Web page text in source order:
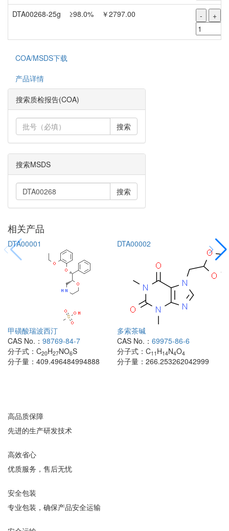
DTA00268-25g ≥98.0% ￥2797.00 - +
COA/MSDS下载
产品详情
搜索质检报告(COA)
搜索
搜索MSDS
搜索
相关产品
DTA00001
甲磺酸瑞波西汀
CAS No.： 98769-84-7
分子式： C20H27NO6S
分子量： 409.496484994888
DTA00002
多索茶碱
CAS No.： 69975-86-6
分子式： C11 H14N4O4
分子量： 266.253262042999
高品质保障
先进的生产研发技术
高效省心
优质服务，售后无忧
安全包装
专业包装，确保产品安全运输